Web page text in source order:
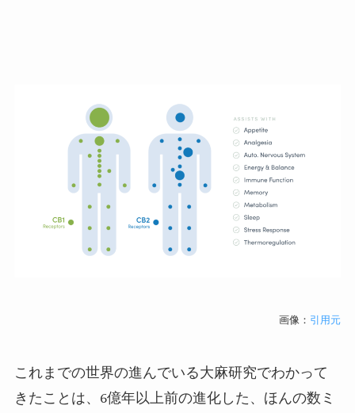
画像： 引用元
これまでの世界の進んでいる大麻研究でわかって
きたことは、6億年以上前の進化した、ほんの数ミ